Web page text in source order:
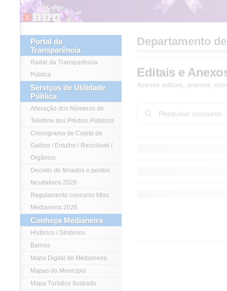
1 2 3 4
Portal da
Transparência
Radar da Transparência
Pública
Serviços de Utilidade
Pública
Alteração dos Números de
Telefone dos Prédios Públicos
Cronograma de Coleta de
Galhos / Entulho / Reciclável /
Orgânico
Decreto de feriados e pontos
facultativos 2026
Regulamento concurso Miss
Medianeira 2026
Conheça Medianeira
Histórico / Símbolos
Bairros
Mapa Digital de Medianeira
Mapas do Município
Mapa Turístico Ilustrado
Departamento
Editais e
Acesse editais, anexos,